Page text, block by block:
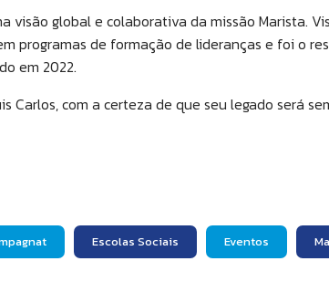
visão global e colaborativa da missão Marista.
programas de formação de lideranças e foi o
em 2022.
Carlos, com a certeza de que seu legado será
Escolas Sociais Eventos